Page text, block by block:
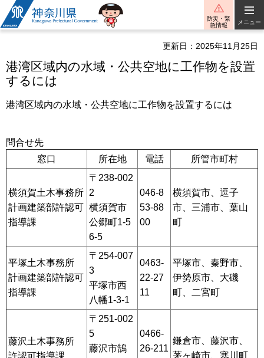
神奈川県
防災・緊
急情報
メニュー
更新日：2025年11月25日
港湾区域内の水域・公共空地に工作物を設置
するには
港湾区域内の水域・公共空地に工作物を設置するには
問合せ先
窓口
所在地 電話 所管市町村
横須賀土木事務所
計画建築部許認可
指導課
〒238-002
2
横須賀市
公郷町1-5
6-5
046-8
53-88
00
横須賀市、逗子
市、三浦市、葉山
町
平塚土木事務所
計画建築部許認可
指導課
〒254-007
3
平塚市西
八幡1-3-1
0463-
22-27
11
平塚市、秦野市、
伊勢原市、大磯
町、二宮町
藤沢土木事務所
許認可指導課
〒251-002
5
藤沢市鵠
0466-
26-211
鎌倉市、藤沢市、
茅ヶ崎市、寒川町